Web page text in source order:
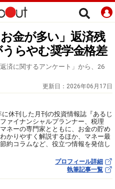
金が多い」返済残
らやむ奨学金格差
済に関するアンケート」から、26
更新日： 2026年06月17日
休刊した月刊の投資情報誌『あるじ
ァイナンシャルプランナー、税理
ネーの専門家とともに、お金の貯め
かりやすく解説するほか、マネー最
約コラムなど、役立つ情報を発信し
プロフィール詳細
執筆記事一覧